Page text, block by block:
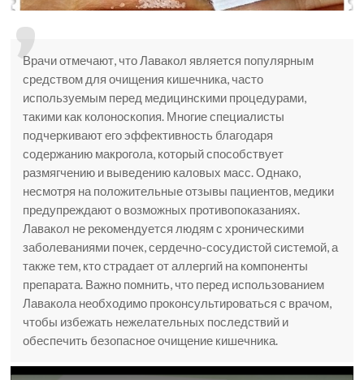
Врачи отмечают, что Лавакол является популярным
средством для очищения кишечника, часто
используемым перед медицинскими процедурами,
такими как колоноскопия. Многие специалисты
подчеркивают его эффективность благодаря
содержанию макрогола, который способствует
размягчению и выведению каловых масс. Однако,
несмотря на положительные отзывы пациентов, медики
предупреждают о возможных противопоказаниях.
Лавакол не рекомендуется людям с хроническими
заболеваниями почек, сердечно-сосудистой системой, а
также тем, кто страдает от аллергий на компоненты
препарата. Важно помнить, что перед использованием
Лавакола необходимо проконсультироваться с врачом,
чтобы избежать нежелательных последствий и
обеспечить безопасное очищение кишечника.